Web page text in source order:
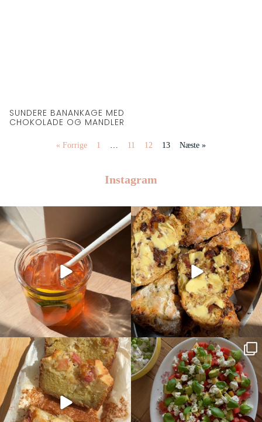
SUNDERE BANANKAGE MED
CHOKOLADE OG MANDLER
« Forrige 1 11 12 13 Næste »
Instagram